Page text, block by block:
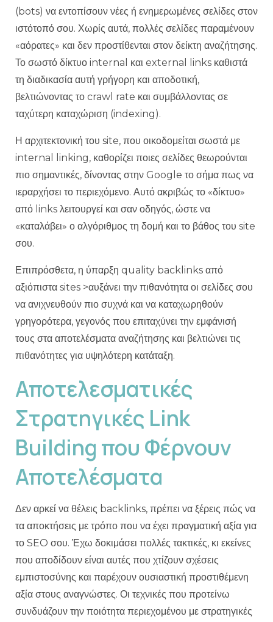
(bots) να εντοπίσουν νέες ή ενημερωμένες σελίδες στον
ιστότοπό σου. Χωρίς αυτά, πολλές σελίδες παραμένουν
«αόρατες» και δεν προστίθενται στον δείκτη αναζήτησης.
Το σωστό δίκτυο internal και external links καθιστά
τη διαδικασία αυτή γρήγορη και αποδοτική,
βελτιώνοντας το crawl rate και συμβάλλοντας σε
ταχύτερη καταχώριση (indexing).
Η αρχιτεκτονική του site, που οικοδομείται σωστά με
internal linking, καθορίζει ποιες σελίδες θεωρούνται
πιο σημαντικές, δίνοντας στην Google το σήμα πως να
ιεραρχήσει το περιεχόμενο. Αυτό ακριβώς το «δίκτυο»
από links λειτουργεί και σαν οδηγός, ώστε να
«καταλάβει» ο αλγόριθμος τη δομή και το βάθος του site
σου.
Επιπρόσθετα, η ύπαρξη quality backlinks από
αξιόπιστα sites >αυξάνει την πιθανότητα οι σελίδες σου
να ανιχνευθούν πιο συχνά και να καταχωρηθούν
γρηγορότερα, γεγονός που επιταχύνει την εμφάνισή
τους στα αποτελέσματα αναζήτησης και βελτιώνει τις
πιθανότητες για υψηλότερη κατάταξη.
Αποτελεσματικές
Στρατηγικές Link
Building που Φέρνουν
Αποτελέσματα
Δεν αρκεί να θέλεις backlinks, πρέπει να ξέρεις πώς να
τα αποκτήσεις με τρόπο που να έχει πραγματική αξία για
το SEO σου. Έχω δοκιμάσει πολλές τακτικές, κι εκείνες
που αποδίδουν είναι αυτές που χτίζουν σχέσεις
εμπιστοσύνης και παρέχουν ουσιαστική προστιθέμενη
αξία στους αναγνώστες. Οι τεχνικές που προτείνω
συνδυάζουν την ποιότητα περιεχομένου με στρατηγικές